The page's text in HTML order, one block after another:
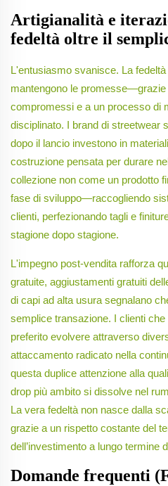
Artigianalità e
fedeltà oltre il
L'entusiasmo svanisce. La
mantengono le promesse—grazie
compromessi e a un processo di
disciplinato. I brand di streetwear
dopo il lancio investono in
costruzione pensata per durare
collezione non come un prodotto
fase di sviluppo—raccogliendo
clienti, perfezionando tagli e
stagione dopo stagione.
L'impegno post-vendita rafforza
gratuite, aggiustamenti gratuiti
di capi ad alta usura segnalano
semplice transazione. I clienti
preferito evolvere attraverso
attaccamento radicato nella
questa duplice attenzione alla
drop più ambito si dissolve nel
La vera fedeltà non nasce dalla
grazie a un rispetto costante del
dell’investimento a lungo termine
Domande frequenti